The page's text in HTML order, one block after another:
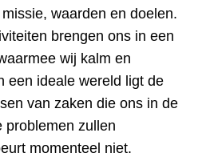
waarden en doelen.
brengen ons in een
wij kalm en
een ideale wereld ligt de
van zaken die ons in de
problemen zullen
momenteel niet.